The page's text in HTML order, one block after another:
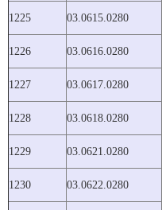
1225 03.0615.0280
1226 03.0616.0280
1227 03.0617.0280
1228 03.0618.0280
1229 03.0621.0280
1230 03.0622.0280